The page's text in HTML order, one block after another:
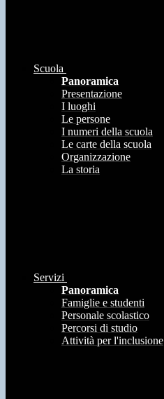
Scuola
Panoramica
Presentazione
I luoghi
Le persone
I numeri della scuola
Le carte della scuola
Organizzazione
La storia
Servizi
Panoramica
Famiglie e studenti
Personale scolastico
Percorsi di studio
Attività per l'inclusione